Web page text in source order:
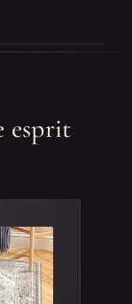
esprit